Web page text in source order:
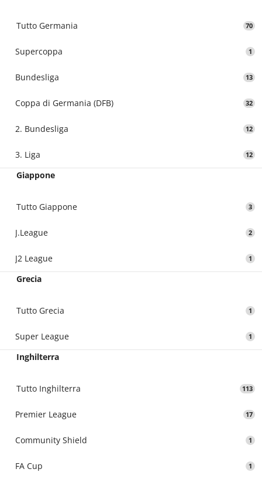
Tutto Germania 70
Supercoppa 1
Bundesliga 13
Coppa di Germania (DFB) 32
2. Bundesliga 12
3. Liga 12
Giappone
Tutto Giappone 3
J.League 2
J2 League 1
Grecia
Tutto Grecia 1
Super League 1
Inghilterra
Tutto Inghilterra 113
Premier League 17
Community Shield 1
FA Cup 1